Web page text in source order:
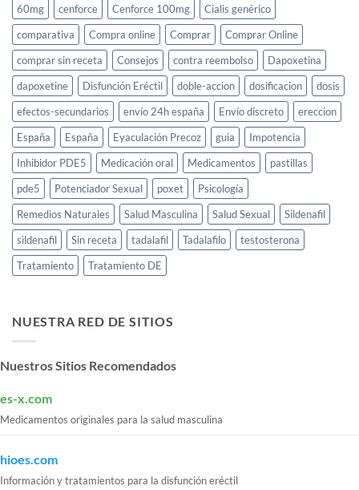
60mg cenforce Cenforce 100mg
Cialis genérico
comparativa
Compra online Comprar
Comprar Online
comprar sin receta
Consejos contra reembolso
Dapoxetina
dapoxetine
Disfunción Eréctil doble-accion dosificacion
dosis
efectos-secundarios
envío 24h españa Envío discreto
ereccion
España
España Eyaculación Precoz guia
Impotencia
Inhibidor PDE5
Medicación oral Medicamentos
pastillas
pde5
Potenciador Sexual poxet
Psicología
Remedios Naturales
Salud Masculina Salud Sexual
Sildenafil
sildenafil
Sin receta tadalafil Tadalafilo
testosterona
Tratamiento
Tratamiento DE
NUESTRA RED DE SITIOS
Nuestros Sitios Recomendados
es-x.com
Medicamentos originales para la salud masculina
hioes.com
Información y tratamientos para la disfunción eréctil